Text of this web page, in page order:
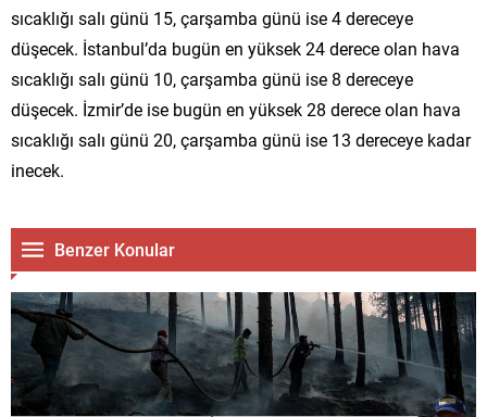
sıcaklığı salı günü 15, çarşamba günü ise 4 dereceye
düşecek. İstanbul’da bugün en yüksek 24 derece olan hava
sıcaklığı salı günü 10, çarşamba günü ise 8 dereceye
düşecek. İzmir’de ise bugün en yüksek 28 derece olan hava
sıcaklığı salı günü 20, çarşamba günü ise 13 dereceye kadar
inecek.
Benzer Konular